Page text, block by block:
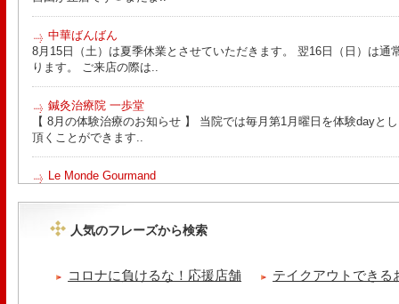
中華ばんばん
8月15日（土）は夏季休業とさせていただきます。 翌16日（日）は通
ります。 ご来店の際は..
鍼灸治療院 一歩堂
【 8月の体験治療のお知らせ 】 当院では毎月第1月曜日を体験dayと
頂くことができます..
Le Monde Gourmand
ッコラサラダをそえて)手..
人気のフレーズから検索
コロナに負けるな！応援店舗 テイクアウトできる